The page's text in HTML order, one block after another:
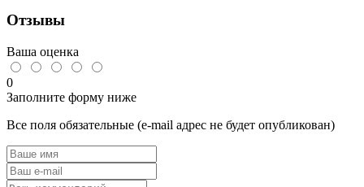
DIN
цинк
Отзывы
Ваша оценка
0
Заполните форму ниже
Все поля обязательные (e-mail адрес не будет опубликован)